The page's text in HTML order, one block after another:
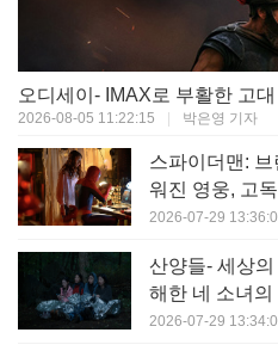
2026-08-05 11:22:15 박은영 기자
스파이더맨: 브
워진 영웅, 고
르다 (오락성 8
2026-07-29
산양들- 세상
해한 네 소녀
2026-07-29